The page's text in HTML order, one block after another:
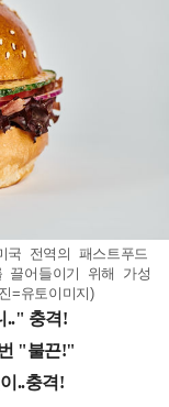
국 전역의 패스트푸드
끌어들이기 위해 가성
=유토이미지)